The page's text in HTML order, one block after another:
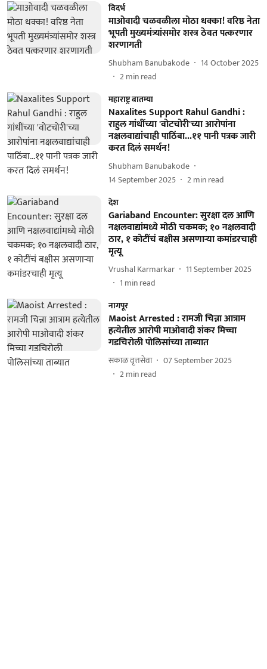
विदर्भ
माओवादी चळवळीला मोठा धक्का! वरिष्ठ नेता
भूपती मुख्यमंत्र्यांसमोर शस्त्र ठेवत पत्करणार
शरणागती
Shubham Banubakode
14 October 2025
2min read
महाराष्ट्र बातम्या
Naxalites Support Rahul Gandhi :
राहुल गांधींच्या 'वोटचोरी'च्या आरोपांना
नक्षलवाद्यांचाही पाठिंबा...११ पानी पत्रक जारी
करत दिलं समर्थन!
Shubham Banubakode
14 September 2025
2min read
देश
Gariaband Encounter: सुरक्षा दल आणि
नक्षलवाद्यांमध्ये मोठी चकमक; १० नक्षलवादी
ठार, १ कोटींचं बक्षीस असणाऱ्या कमांडरचाही
मृत्यू
Vrushal Karmarkar
11 September 2025
1 min read
नागपूर
Maoist Arrested : रामजी चिन्ना आत्राम
हत्येतील आरोपी माओवादी शंकर मिच्चा
गडचिरोली पोलिसांच्या ताब्यात
सकाळ वृत्तसेवा
07 September 2025
2min read